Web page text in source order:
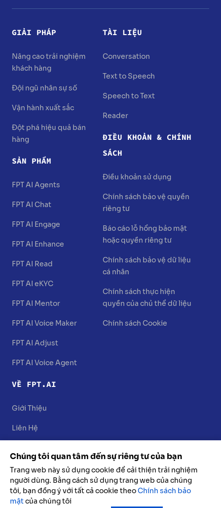
GIẢI PHÁP
Nâng cao trải nghiệm
khách hàng
Đội ngũ nhân sự số
Vận hành xuất sắc
Đột phá hiệu quả bán
hàng
SẢN PHẨM
FPT AI Agents
FPT AI Chat
FPT AI Engage
FPT AI Enhance
FPT AI Read
FPT AI eKYC
FPT AI Mentor
FPT AI Voice Maker
FPT AI Adjust
FPT AI Voice Agent
VỀ FPT.AI
Giới Thiệu
Liên Hệ
TÀI LIỆU
Conversation
Text to Speech
Speech to Text
Reader
ĐIỀU KHOẢN & CHÍNH
SÁCH
Điều khoản sử dụng
Chính sách bảo vệ quyền
riêng tư
Báo cáo lỗ hổng bảo mật
hoặc quyền riêng tư
Chính sách bảo vệ dữ liệu
cá nhân
Chính sách thực hiện
quyền của chủ thể dữ liệu
Chính sách Cookie
Chúng tôi quan tâm đến sự riêng tư của bạn
Trang web này sử dụng cookie để cải thiện trải nghiệm
người dùng. Bằng cách sử dụng trang web của chúng
tôi, bạn đồng ý với tất cả cookie theoChính sách bảo
mậtcủa chúng tôi